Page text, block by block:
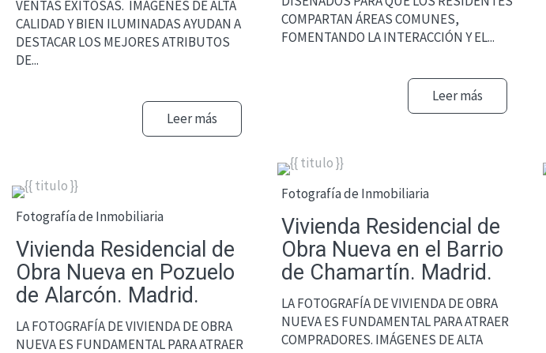
VENTAS EXITOSAS. IMÁGENES DE ALTA
CALIDAD Y BIEN ILUMINADAS AYUDAN A
DESTACAR LOS MEJORES ATRIBUTOS
DE...
Leer más
COMPARTAN ÁREAS COMUNES,
FOMENTANDO LA INTERACCIÓN Y EL...
Leer más
Fotografía de Inmobiliaria
Vivienda Residencial de
Obra Nueva en el Barrio
de Chamartín. Madrid.
LA FOTOGRAFÍA DE VIVIENDA DE OBRA
NUEVA ES FUNDAMENTAL PARA ATRAER
COMPRADORES. IMÁGENES DE ALTA
Fotografía de Inmobiliaria
Vivienda Residencial de
Obra Nueva en Pozuelo
de Alarcón. Madrid.
LA FOTOGRAFÍA DE VIVIENDA DE OBRA
NUEVA ES FUNDAMENTAL PARA ATRAER